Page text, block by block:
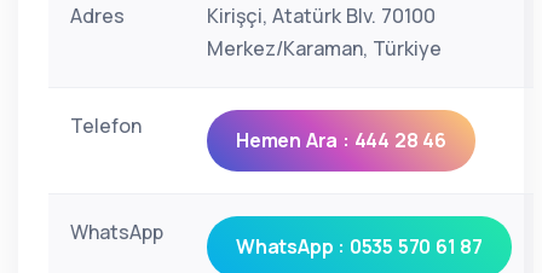
Adres
Kirişçi, Atatürk Blv. 70100
Merkez/Karaman, Türkiye
Telefon
Hemen Ara : 444 28 46
WhatsApp
WhatsApp : 0535 570 61 87